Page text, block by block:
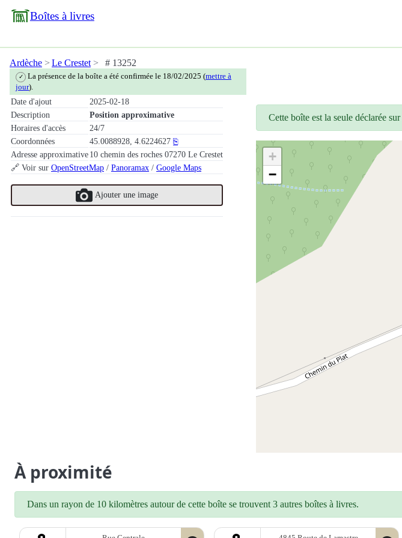
Boîtes à livres
Ardèche Le Crestet # 13252
✓ La présence de la boîte a été confirmée le 18/02/2025 (mettre à
jour).
Date d'ajout
2025-02-18
Description
Position approximative
Horaires d'accès
24/7
Coordonnées
45.0088928, 4.6224627 ⎘
Adresse approximative10 chemin des roches 07270 Le Crestet
🔗 Voir sur OpenStreetMap / Panoramax / Google Maps
Ajouter une image
Cette boîte est la seule déclarée
+
−
À proximité
Dans un rayon de 10 kilomètres autour de cette boîte se trouvent 3 autres boîtes à livres.